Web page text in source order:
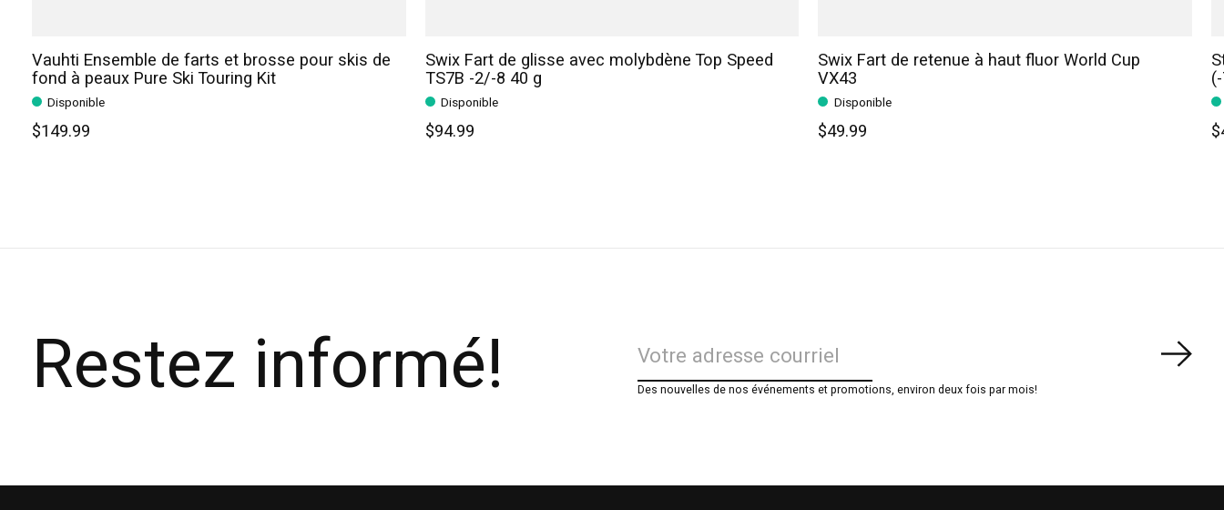
Vauhti Ensemble de farts et brosse pour skis de
fond à peaux Pure Ski Touring Kit
Disponible
$149.99
Swix Fart de glisse avec molybdène Top Speed
TS7B -2/-8 40 g
Disponible
$94.99
Swix Fart de retenue à haut fluor World Cup
VX43
Disponible
$49.99
Restez informé! Des nouvelles de nos événements et promotions, environ deux fois par mois!